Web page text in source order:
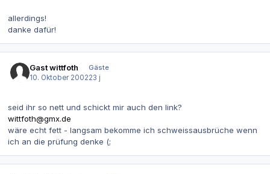
allerdings!
danke dafür!
Gast wittfoth
Gäste
10. Oktober 200223 j
seid ihr so nett und schickt mir auch den link?
wittfoth@gmx.de
wäre echt fett - langsam bekomme ich schweissausbrüche wenn
ich an die prüfung denke (;